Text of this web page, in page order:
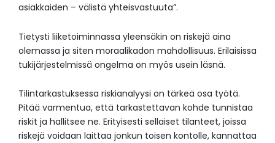
asiakkaiden – välistä yhteisvastuuta”.
Tietysti liiketoiminnassa yleensäkin on riskejä aina
olemassa ja siten moraalikadon mahdollisuus. Erilaisissa
tukijärjestelmissä ongelma on myös usein läsnä.
Tilintarkastuksessa riskianalyysi on tärkeä osa työtä.
Pitää varmentua, että tarkastettavan kohde tunnistaa
riskit ja hallitsee ne. Erityisesti sellaiset tilanteet, joissa
riskejä voidaan laittaa jonkun toisen kontolle, kannattaa